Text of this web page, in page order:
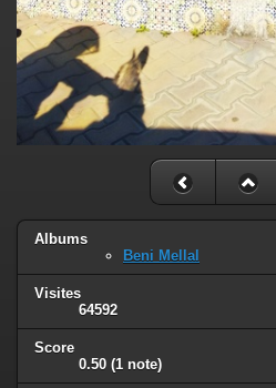
Albums
Beni Mellal
Visites
64592
Score
0.50 (1 note)